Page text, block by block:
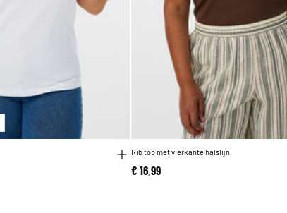
Rib top met vierkante halslijn
€ 16,99